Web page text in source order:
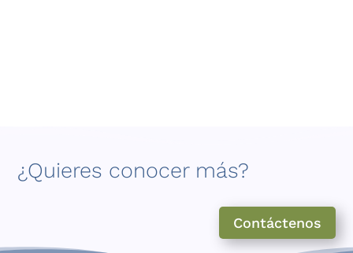
¿Quieres conocer más?
Contáctenos